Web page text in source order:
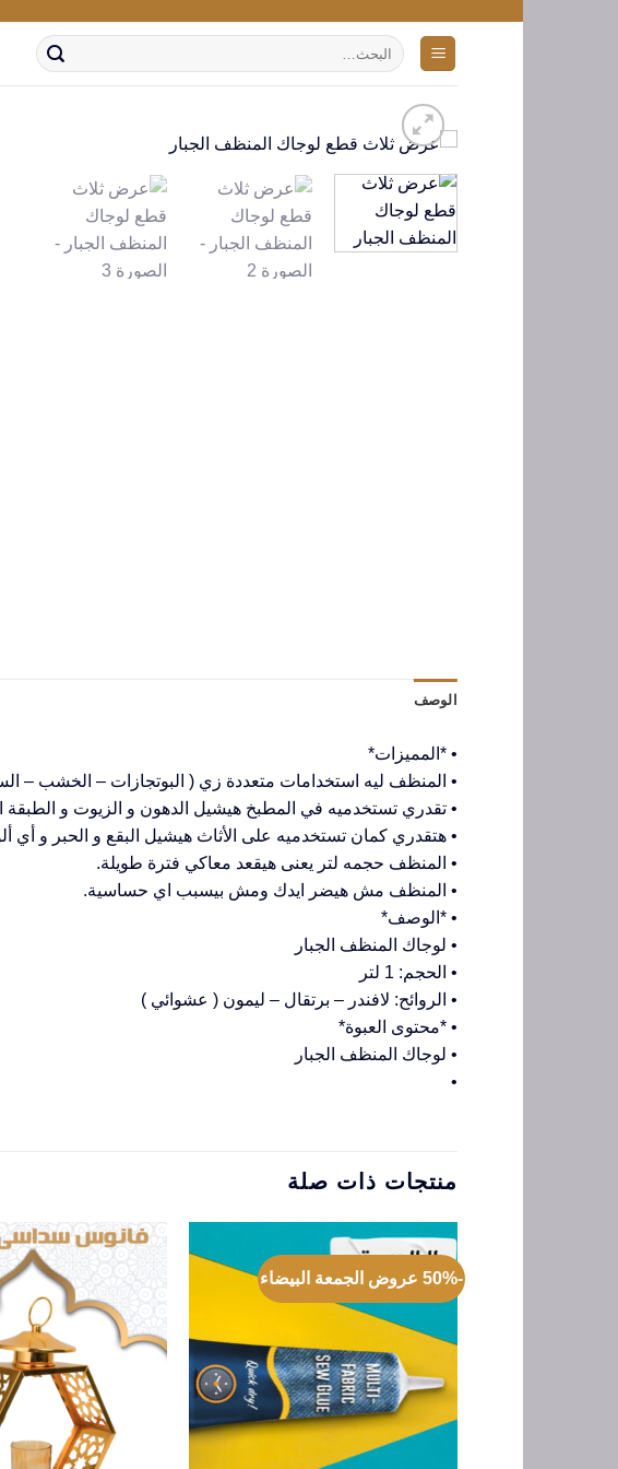
البحث
عن:
الوصف
• *المميزات*
• المنظف ليه استخدامات متعددة زي ( البوتجازات – الخشب –
• تقدري تستخدميه في المطبخ هيشيل الدهون و الزيوت و الطبقة
• هتقدري كمان تستخدميه على الأثاث هيشيل البقع و الحبر و أي
• المنظف حجمه لتر يعنى هيقعد معاكي فترة طويلة.
• المنظف مش هيضر ايدك ومش بيسبب اي حساسية.
• *الوصف*
• لوجاك المنظف الجبار
• الحجم: 1 لتر
• الروائح: لافندر – برتقال – ليمون ( عشوائي )
• *محتوى العبوة*
• لوجاك المنظف الجبار
•
منتجات ذات صلة
-50% عروض الجمعة البيضاء